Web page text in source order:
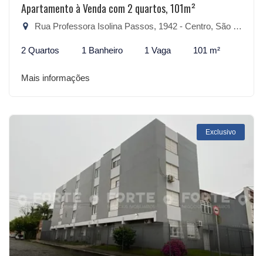
Apartamento à Venda com 2 quartos, 101m²
Rua Professora Isolina Passos, 1942 - Centro, São Lourenço do Sul-RS
2 Quartos 1 Banheiro 1 Vaga 101 m²
Mais informações
Exclusivo